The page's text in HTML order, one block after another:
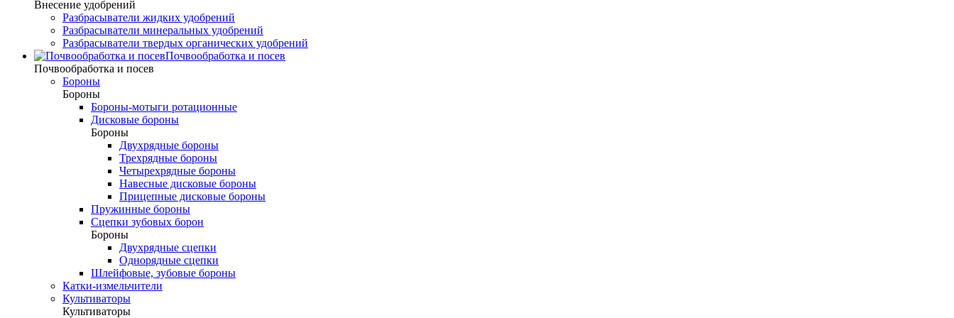
Внесение удобрений
Разбрасыватели жидких удобрений
Разбрасыватели минеральных удобрений
Разбрасыватели твердых органических удобрений
Почвообработка и посев
Почвообработка и посев
Бороны
Бороны
Бороны-мотыги ротационные
Дисковые бороны
Бороны
Двухрядные бороны
Трехрядные бороны
Четырехрядные бороны
Навесные дисковые бороны
Прицепные дисковые бороны
Пружинные бороны
Сцепки зубовых борон
Бороны
Двухрядные сцепки
Однорядные сцепки
Шлейфовые, зубовые бороны
Катки-измельчители
Культиваторы
Культиваторы